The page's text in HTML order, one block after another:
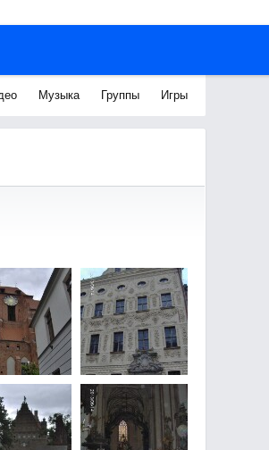
Музыка Группы Игры